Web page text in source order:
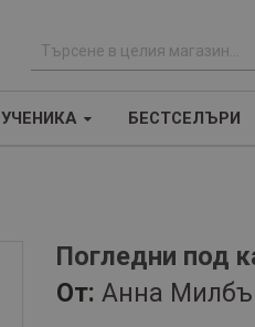
р
БЕСТСЕЛЪРИ
Погледни под
От: Анна